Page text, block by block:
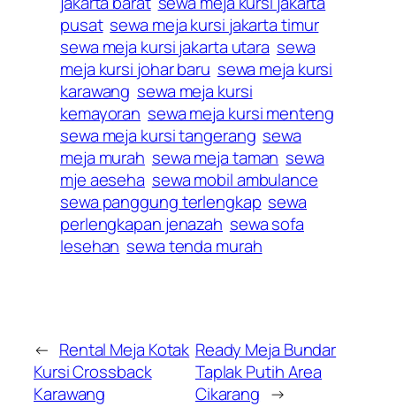
pusat sewa meja kursi jakarta timur
sewa meja kursi jakarta utara sewa
meja kursi johar baru sewa meja kursi
karawang sewa meja kursi
kemayoran sewa meja kursi menteng
sewa meja kursi tangerang sewa
meja murah sewa meja taman sewa
mje aeseha sewa mobil ambulance
sewa panggung terlengkap sewa
perlengkapan jenazah sewa sofa
lesehan sewa tenda murah
← Rental Meja Kotak
Kursi Crossback
Karawang
Ready Meja Bundar
Taplak Putih Area
Cikarang →